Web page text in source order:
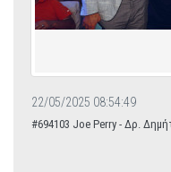
22/05/2025 08:54:49
#694103 Joe Perry - Δρ.